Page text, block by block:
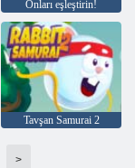
Onları eşleştirin!
Tavşan Samurai 2
>